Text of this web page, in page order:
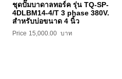
ชุดปั๊มบาดาลทอร์ค รุ่น TQ-SP-
4DLBM14-4/T 3 phase 380V.
สำหรับบ่อขนาด 4 นิ้ว
15,000.00